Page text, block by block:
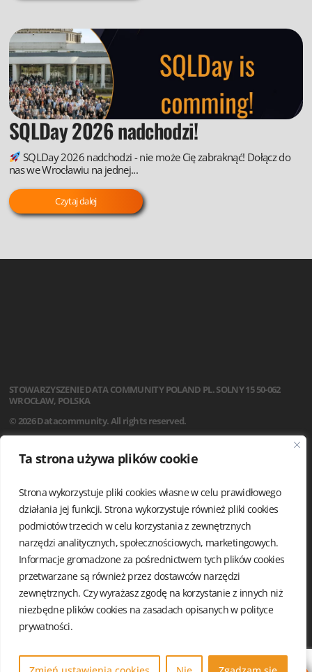
Ta strona używa plików cookie
Strona wykorzystuje pliki cookies własne w celu prawidłowego
działania jej funkcji. Strona wykorzystuje również pliki cookies
podmiotów trzecich w celu korzystania z zewnętrznych
narzędzi analitycznych, społecznościowych, marketingowych.
Informacje gromadzone za pośrednictwem tych plików cookies
przetwarzane są również przez dostawców narzędzi
zewnętrznych. Czy wyrażasz zgodę na korzystanie z innych niż
niezbędne plików cookies na zasadach opisanych w polityce
prywatności.
SQLDay 2026 nadchodzi!
SQLDay 2026 nadchodzi - nie może Cię zabraknąć! Dołącz do
nas we Wrocławiu na jednej...
Czytaj dalej
STOWARZYSZENIEDATA COMMUNITY POLAND PL. SOLNY 1550-062
WROCŁAW, POLSKA
© 2026 Datacommunity. All rights reserved.
AKTUALNOŚCI
STATUT
REGULAMIN
ZARZĄD I KOMISJA REWIZYJNA
GRUPY LOKALNE
KALENDARIUM
KONTAKT
POLITYKA PRYWATNOŚCI